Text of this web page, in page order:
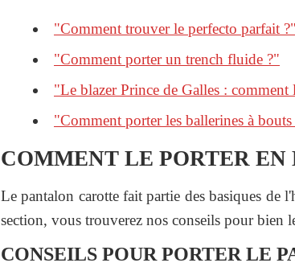
"Comment trouver le perfecto parfait ?"
"Comment porter un trench fluide ?"
"Le blazer Prince de Galles : comment
"Comment porter les ballerines à
COMMENT LE PORTER EN
Le pantalon carotte fait partie des basiques de
section, vous trouverez nos conseils pour bien
CONSEILS POUR PORTER LE